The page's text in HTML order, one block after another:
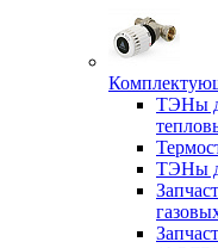
ТЭНы
ТЭНы